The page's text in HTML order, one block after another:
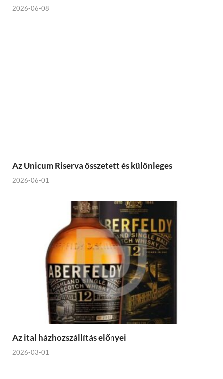
2026-06-08
Az Unicum Riserva összetett és különleges
2026-06-01
Az ital házhozszállítás előnyei
2026-03-01